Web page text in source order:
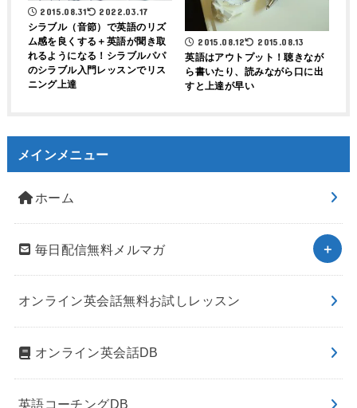
2015.08.31 2022.03.17
シラブル（音節）で英語のリズ
ム感を良くする＋英語が聞き取
れるようになる！シラブルパパ
のシラブル入門レッスンでリス
ニング上達
2015.08.12 2015.08.13
英語はアウトプット！聴きなが
ら書いたり、読みながら口に出
すと上達が早い
メインメニュー
ホーム
毎日配信無料メルマガ
オンライン英会話無料お試しレッスン
オンライン英会話DB
英語コーチングDB